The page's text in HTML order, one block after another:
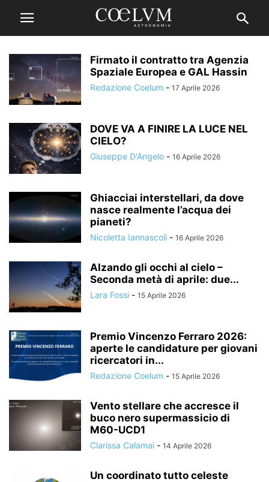
Firmato il contratto tra Agenzia
Spaziale Europea e GAL Hassin
Redazione Coelum - 17 Aprile 2026
DOVE VA A FINIRE LA LUCE NEL
CIELO?
Giuseppe D'Angelo - 16 Aprile 2026
Ghiacciai interstellari, da dove
nasce realmente l’acqua dei
pianeti?
Nicoletta Iannascoli - 16 Aprile 2026
Alzando gli occhi al cielo –
Seconda metà di aprile: due...
Lara Fossi - 15 Aprile 2026
Premio Vincenzo Ferraro 2026:
aperte le candidature per giovani
ricercatori in...
Redazione Coelum - 15 Aprile 2026
Vento stellare che accresce il
buco nero supermassicio di
M60-UCD1
Clarissa Calamai - 14 Aprile 2026
Un coordinato tutto celeste